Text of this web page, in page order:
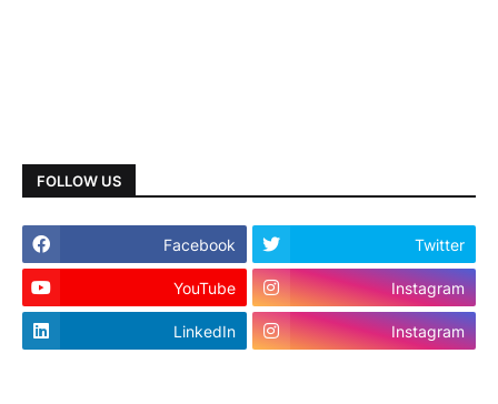
FOLLOW US
Facebook Twitter
YouTube Instagram
LinkedIn Instagram